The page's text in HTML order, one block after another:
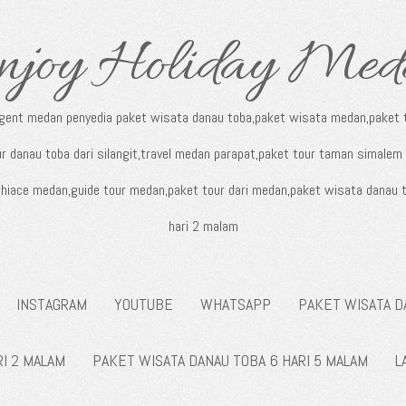
Holiday
medan penyedia paket wisata danau toba,paket wisata
danau toba dari silangit,travel medan parapat,paket tour taman
medan,guide tour medan,paket tour dari medan,paket wisata
hari 2 malam
INSTAGRAM YOUTUBE WHATSAPP PAKET WISATA
2 MALAM PAKET WISATA DANAU TOBA 6 HARI 5 MALAM